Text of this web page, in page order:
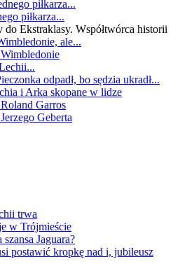
piłkarza...
Ekstraklasy. Współtwórca historii
ale...
odpadł, bo sędzia ukradł...
i Arka skopane w lidze
Garros
Geberta
trwa
w Trójmieście
Jaguara?
postawić kropkę nad i, jubileusz